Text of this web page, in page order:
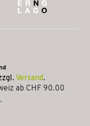
Versand.
ab CHF 90.00